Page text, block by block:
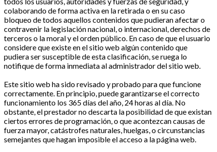
colaborando de forma activa en la retirada o en su caso
bloqueo de todos aquellos contenidos que pudieran afectar o
contravenir la legislación nacional, o internacional, derechos de
terceros o la moral y el orden público. En caso de que el usuario
considere que existe en el sitio web algún contenido que
pudiera ser susceptible de esta clasificación, se ruega lo
notifique de forma inmediata al administrador del sitio web.
Este sitio web ha sido revisado y probado para que funcione
correctamente. En principio, puede garantizarse el correcto
funcionamiento los 365 días del año, 24 horas al día. No
obstante, el prestador no descarta la posibilidad de que existan
ciertos errores de programación, o que acontezcan causas de
fuerza mayor, catástrofes naturales, huelgas, o circunstancias
semejantes que hagan imposible el acceso a la página web.